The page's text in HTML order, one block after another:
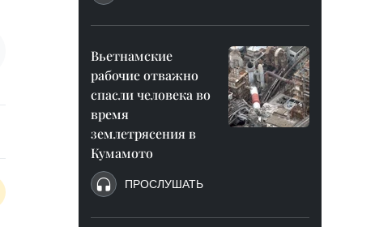
Вьетнамские
рабочие отважно
спасли человека во
время
землетрясения в
Кумамото
ПРОСЛУШАТЬ